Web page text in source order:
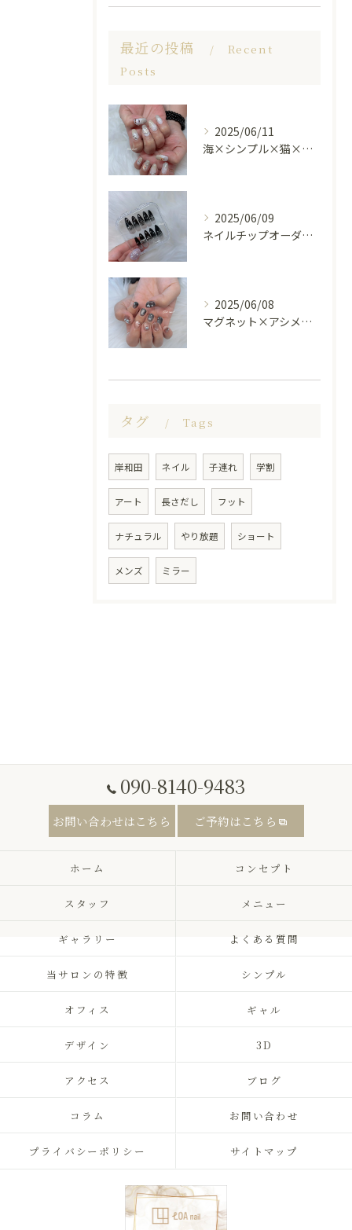
最近の投稿
Recent
Posts
2025/06/11
海×シンプル×猫×上品 nail🐈🐚✨
2025/06/09
ネイルチップオーダー受け付けてます😊🤍
2025/06/08
マグネット×アシメシルバー nail🤍🩶
タグ Tags
岸和田 ネイル 子連れ 学割
アート 長さだし フット
ナチュラル やり放題 ショート
メンズ ミラー
090-8140-9483
お問い合わせはこちら ご予約はこちら
ホーム コンセプト
スタッフ メニュー
ギャラリー よくある質問
当サロンの特徴 シンプル
オフィス ギャル
デザイン 3D
アクセス ブログ
コラム お問い合わせ
プライバシーポリシー サイトマップ